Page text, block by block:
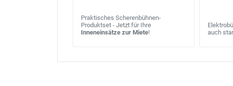
Praktisches Scherenbühnen-
Produktset - Jetzt für Ihre
Inneneinsätze zur Miete!
auch